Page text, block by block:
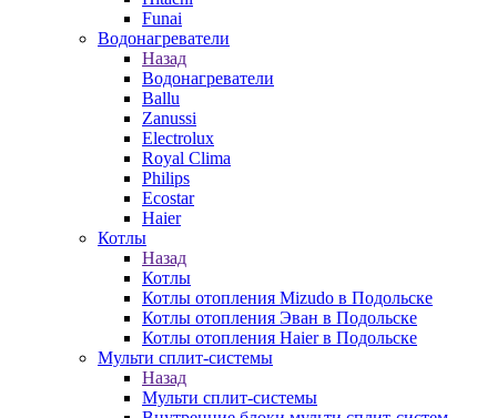
Funai
Водонагреватели
Назад
Водонагреватели
Ballu
Zanussi
Electrolux
Royal Clima
Philips
Ecostar
Haier
Котлы
Назад
Котлы
Котлы отопления Mizudo в Подольске
Котлы отопления Эван в Подольске
Котлы отопления Haier в Подольске
Мульти сплит-системы
Назад
Мульти сплит-системы